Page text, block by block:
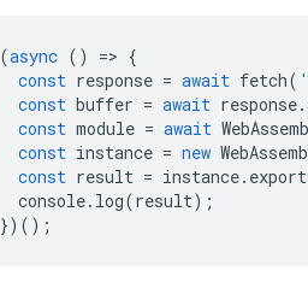
(async () => {
const response = await fetch(
const buffer = await response.
const module = await
const instance = new
const result = instance.
console. log(result);
})();